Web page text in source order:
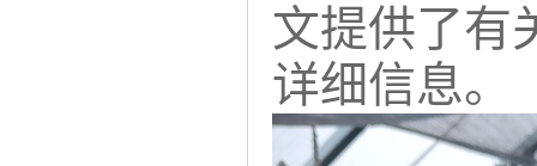
文提供了有
详细信息。